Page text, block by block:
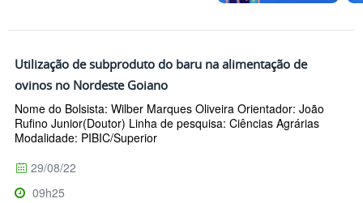
Utilização de subproduto do baru na alimentação de
ovinos no Nordeste Goiano
Nome do Bolsista: Wilber Marques Oliveira Orientador: João
Rufino Junior(Doutor) Linha de pesquisa: Ciências Agrárias
Modalidade: PIBIC/Superior
29/08/22
09h25